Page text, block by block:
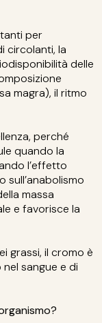
per
circolanti, la
delle
magra), il ritmo
perché
quando la
l’effetto
sull’anabolismo
massa
e favorisce la
grassi, il cromo è
sangue e di